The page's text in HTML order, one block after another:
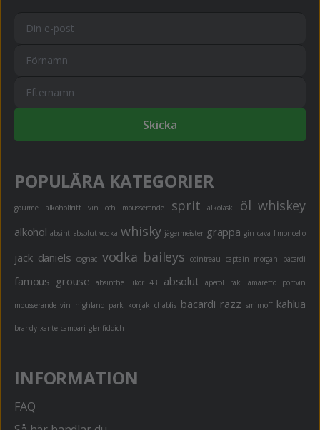
Skicka
POPULÄRA KATEGORIER
gourme alkoholfritt vin och mousserande sprit alkoläsk öl whiskey
alkohol absint absolut vodka whisky jägermeister grappa gin cava limoncello
jack daniels cognac vodka baileys cointreau captain morgan bacardi
famous grouse absinthe likör 43 absolut aperol raki amaretto portvin
mousserande vin highland park konjak chablis bacardi razz smirnoff kahlua
brandy xante campari glenfiddich
INFORMATION
FAQ